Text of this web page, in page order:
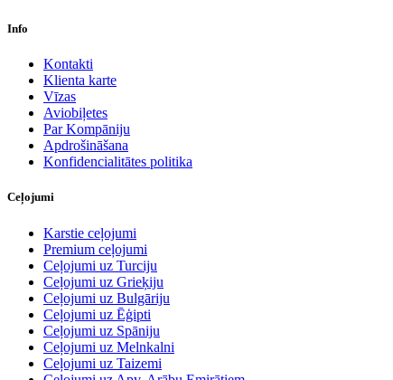
Info
Kontakti
Klienta karte
Vīzas
Aviobiļetes
Par Kompāniju
Apdrošināšana
Konfidencialitātes politika
Ceļojumi
Karstie ceļojumi
Premium ceļojumi
Ceļojumi uz Turciju
Ceļojumi uz Grieķiju
Ceļojumi uz Bulgāriju
Ceļojumi uz Ēģipti
Ceļojumi uz Spāniju
Ceļojumi uz Melnkalni
Ceļojumi uz Taizemi